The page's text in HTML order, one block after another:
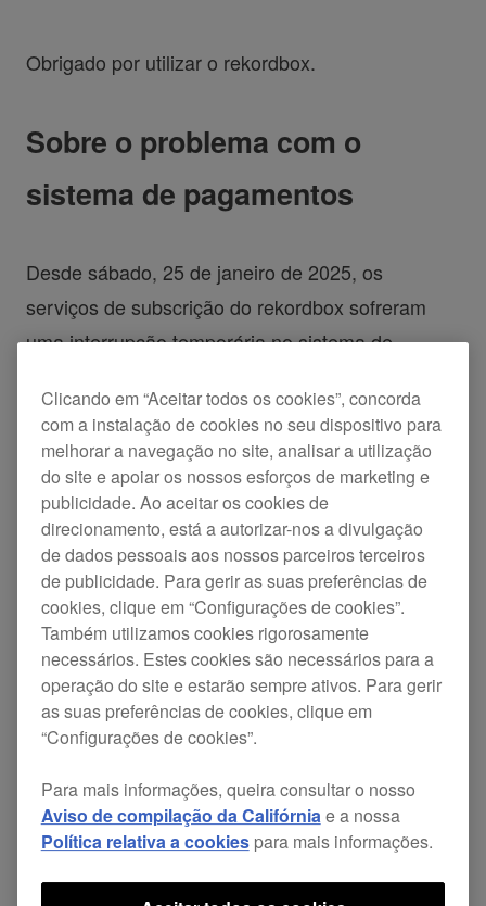
Obrigado por utilizar o rekordbox.
Sobre o problema com o
sistema de pagamentos
Desde sábado, 25 de janeiro de 2025, os
serviços de subscrição do rekordbox sofreram
uma interrupção temporária no sistema de
Como resultado, os débitos automáticos nas
contas registadas não foram processados durante
este período.
Pedido após a reposição do
serviço de pagamento
Na sequência da implementação de um novo
sistema de pagamento, solicitamos aos clientes
subscrição actuais que actualizem os seus dados
de pagamento (cartão de crédito ou conta
Pedimos desculpa por quaisquer incómodos
Clicando em “Aceitar todos os cookies”, concorda
com a instalação de cookies no seu dispositivo para
melhorar a navegação no site, analisar a utilização
do site e apoiar os nossos esforços de marketing e
publicidade. Ao aceitar os cookies de
direcionamento, está a autorizar-nos a divulgação
de dados pessoais aos nossos parceiros terceiros
de publicidade. Para gerir as suas preferências de
cookies, clique em “Configurações de cookies”.
Também utilizamos cookies rigorosamente
necessários. Estes cookies são necessários para a
operação do site e estarão sempre ativos. Para gerir
as suas preferências de cookies, clique em
“Configurações de cookies”.
Para mais informações, queira consultar o nosso
Aviso de compilação da Califórniae a nossa
Política relativa a cookiespara mais informações.